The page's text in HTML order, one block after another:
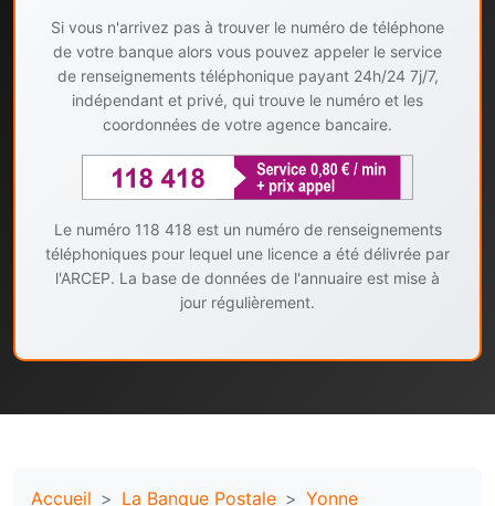
Si vous n'arrivez pas à trouver le numéro de téléphone
de votre banque alors vous pouvez appeler le service
de renseignements téléphonique payant 24h/24 7j/7,
indépendant et privé, qui trouve le numéro et les
coordonnées de votre agence bancaire.
Le numéro 118 418 est un numéro de renseignements
téléphoniques pour lequel une licence a été délivrée par
l'ARCEP. La base de données de l'annuaire est mise à
jour régulièrement.
Accueil La Banque Postale
Yonne